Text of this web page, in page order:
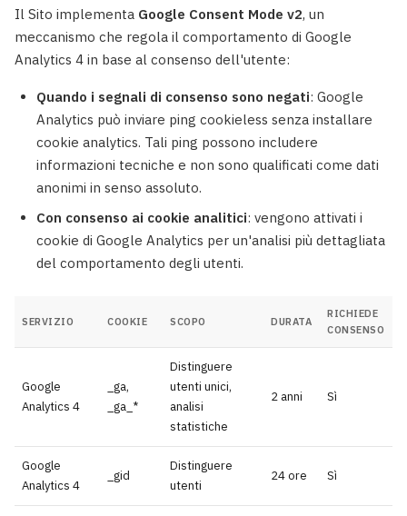
Il Sito implementa Google Consent Mode v2, un
meccanismo che regola il comportamento di Google
Analytics 4 in base al consenso dell'utente:
Quando i segnali di consenso sono negati: Google
Analytics può inviare ping cookieless senza installare
cookie analytics. Tali ping possono includere
informazioni tecniche e non sono qualificati come dati
anonimi in senso assoluto.
Con consenso ai cookie analitici: vengono attivati i
cookie di Google Analytics per un'analisi più dettagliata
del comportamento degli utenti.
SERVIZIO COOKIE SCOPO DURATA
RICHIEDE
CONSENSO
Google
Analytics 4
_ga,
_ga_*
Distinguere
utenti unici,
analisi
statistiche
2 anni Sì
Google
Analytics 4
_gid
Distinguere
utenti
24 ore Sì